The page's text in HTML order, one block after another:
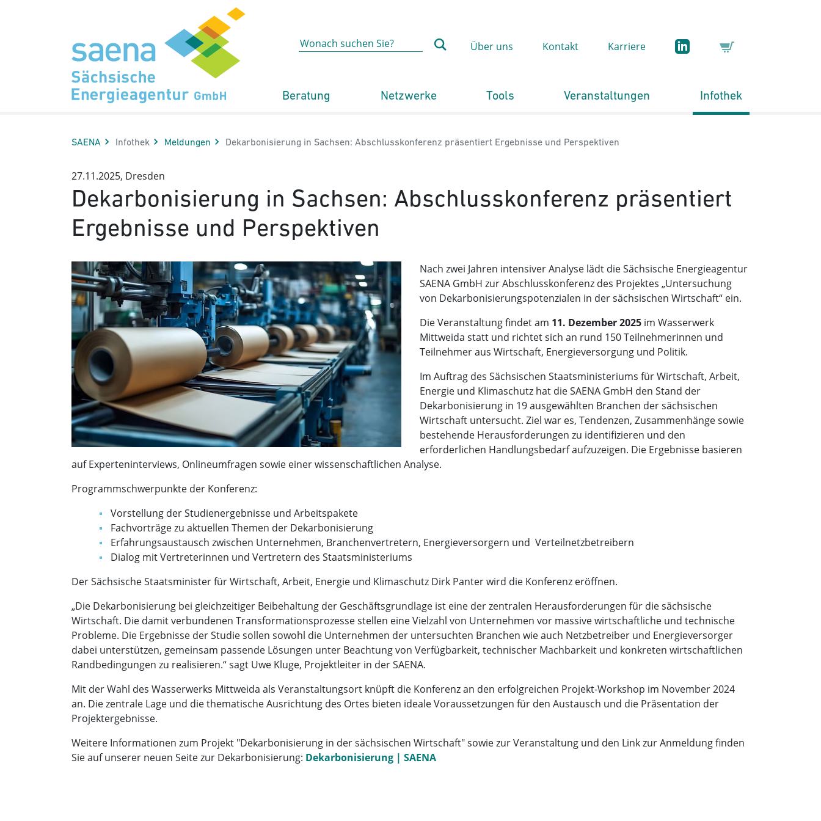
Erweiterte Navigation
Über uns Kontakt Karriere
Beratung Netzwerke Tools Veranstaltungen Infothek
SAENA Infothek Meldungen Aktuelle Seite:
Dekarbonisierung in Sachsen: Abschlusskonferenz präsentiert Ergebnisse und Perspektiven
27.11.2025, Dresden
Dekarbonisierung in Sachsen: Abschlusskonferenz präsentiert
Ergebnisse und Perspektiven
Nach zwei Jahren intensiver Analyse lädt die Sächsische Energieagentur
SAENA GmbH zur Abschlusskonferenz des Projektes „Untersuchung
von Dekarbonisierungspotenzialen in der sächsischen Wirtschaft“ ein.
Die Veranstaltung findet am 11. Dezember 2025 im Wasserwerk
Mittweida statt und richtet sich an rund 150 Teilnehmerinnen und
Teilnehmer aus Wirtschaft, Energieversorgung und Politik.
Im Auftrag des Sächsischen Staatsministeriums für Wirtschaft, Arbeit,
Energie und Klimaschutz hat die SAENA GmbH den Stand der
Dekarbonisierung in 19 ausgewählten Branchen der sächsischen
Wirtschaft untersucht. Ziel war es, Tendenzen, Zusammenhänge sowie
bestehende Herausforderungen zu identifizieren und den
erforderlichen Handlungsbedarf aufzuzeigen. Die Ergebnisse basieren
auf Experteninterviews, Onlineumfragen sowie einer wissenschaftlichen Analyse.
Programmschwerpunkte der Konferenz:
Vorstellung der Studienergebnisse und Arbeitspakete
Fachvorträge zu aktuellen Themen der Dekarbonisierung
Erfahrungsaustausch zwischen Unternehmen, Branchenvertretern, Energieversorgern und Verteilnetzbetreibern
Dialog mit Vertreterinnen und Vertretern des Staatsministeriums
Der Sächsische Staatsminister für Wirtschaft, Arbeit, Energie und Klimaschutz Dirk Panter wird die Konferenz eröffnen.
„Die Dekarbonisierung bei gleichzeitiger Beibehaltung der Geschäftsgrundlage ist eine der zentralen Herausforderungen für die sächsische
Wirtschaft. Die damit verbundenen Transformationsprozesse stellen eine Vielzahl von Unternehmen vor massive wirtschaftliche und technische
Probleme. Die Ergebnisse der Studie sollen sowohl die Unternehmen der untersuchten Branchen wie auch Netzbetreiber und Energieversorger
dabei unterstützen, gemeinsam passende Lösungen unter Beachtung von Verfügbarkeit, technischer Machbarkeit und konkreten wirtschaftlichen
Randbedingungen zu realisieren.“ sagt Uwe Kluge, Projektleiter in der SAENA.
Mit der Wahl des Wasserwerks Mittweida als Veranstaltungsort knüpft die Konferenz an den erfolgreichen Projekt-Workshop im November 2024
an. Die zentrale Lage und die thematische Ausrichtung des Ortes bieten ideale Voraussetzungen für den Austausch und die Präsentation der
Projektergebnisse.
Weitere Informationen zum Projekt "Dekarbonisierung in der sächsischen Wirtschaft" sowie zur Veranstaltung und den Link zur Anmeldung finden
Sie auf unserer neuen Seite zur Dekarbonisierung: Dekarbonisierung | SAENA